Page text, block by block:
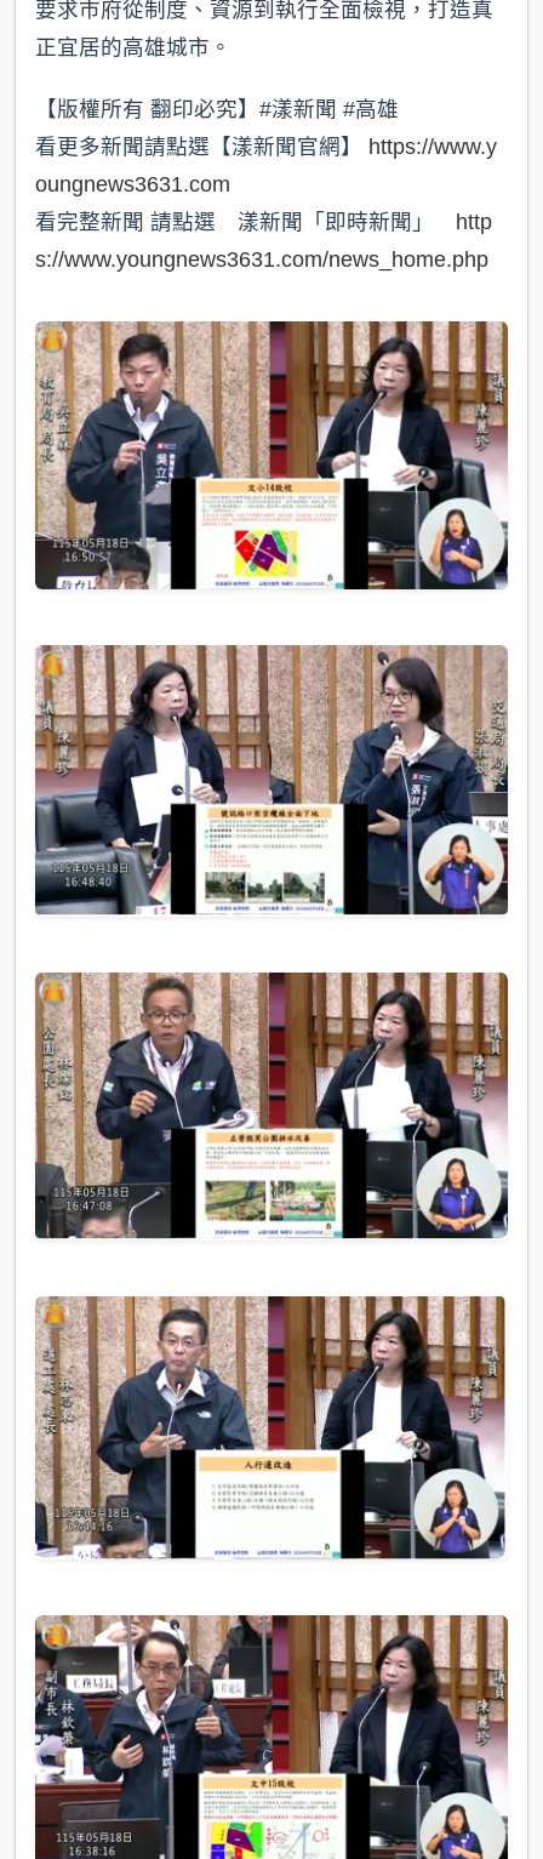
要求市府從制度、資源到執行全面檢視，打造真
正宜居的高雄城市。
【版權所有 翻印必究】#漾新聞 #高雄
看更多新聞請點選【漾新聞官網】 https://www.y
oungnews3631.com
看完整新聞 請點選 漾新聞「即時新聞」 http
s://www.youngnews3631.com/news_home.php